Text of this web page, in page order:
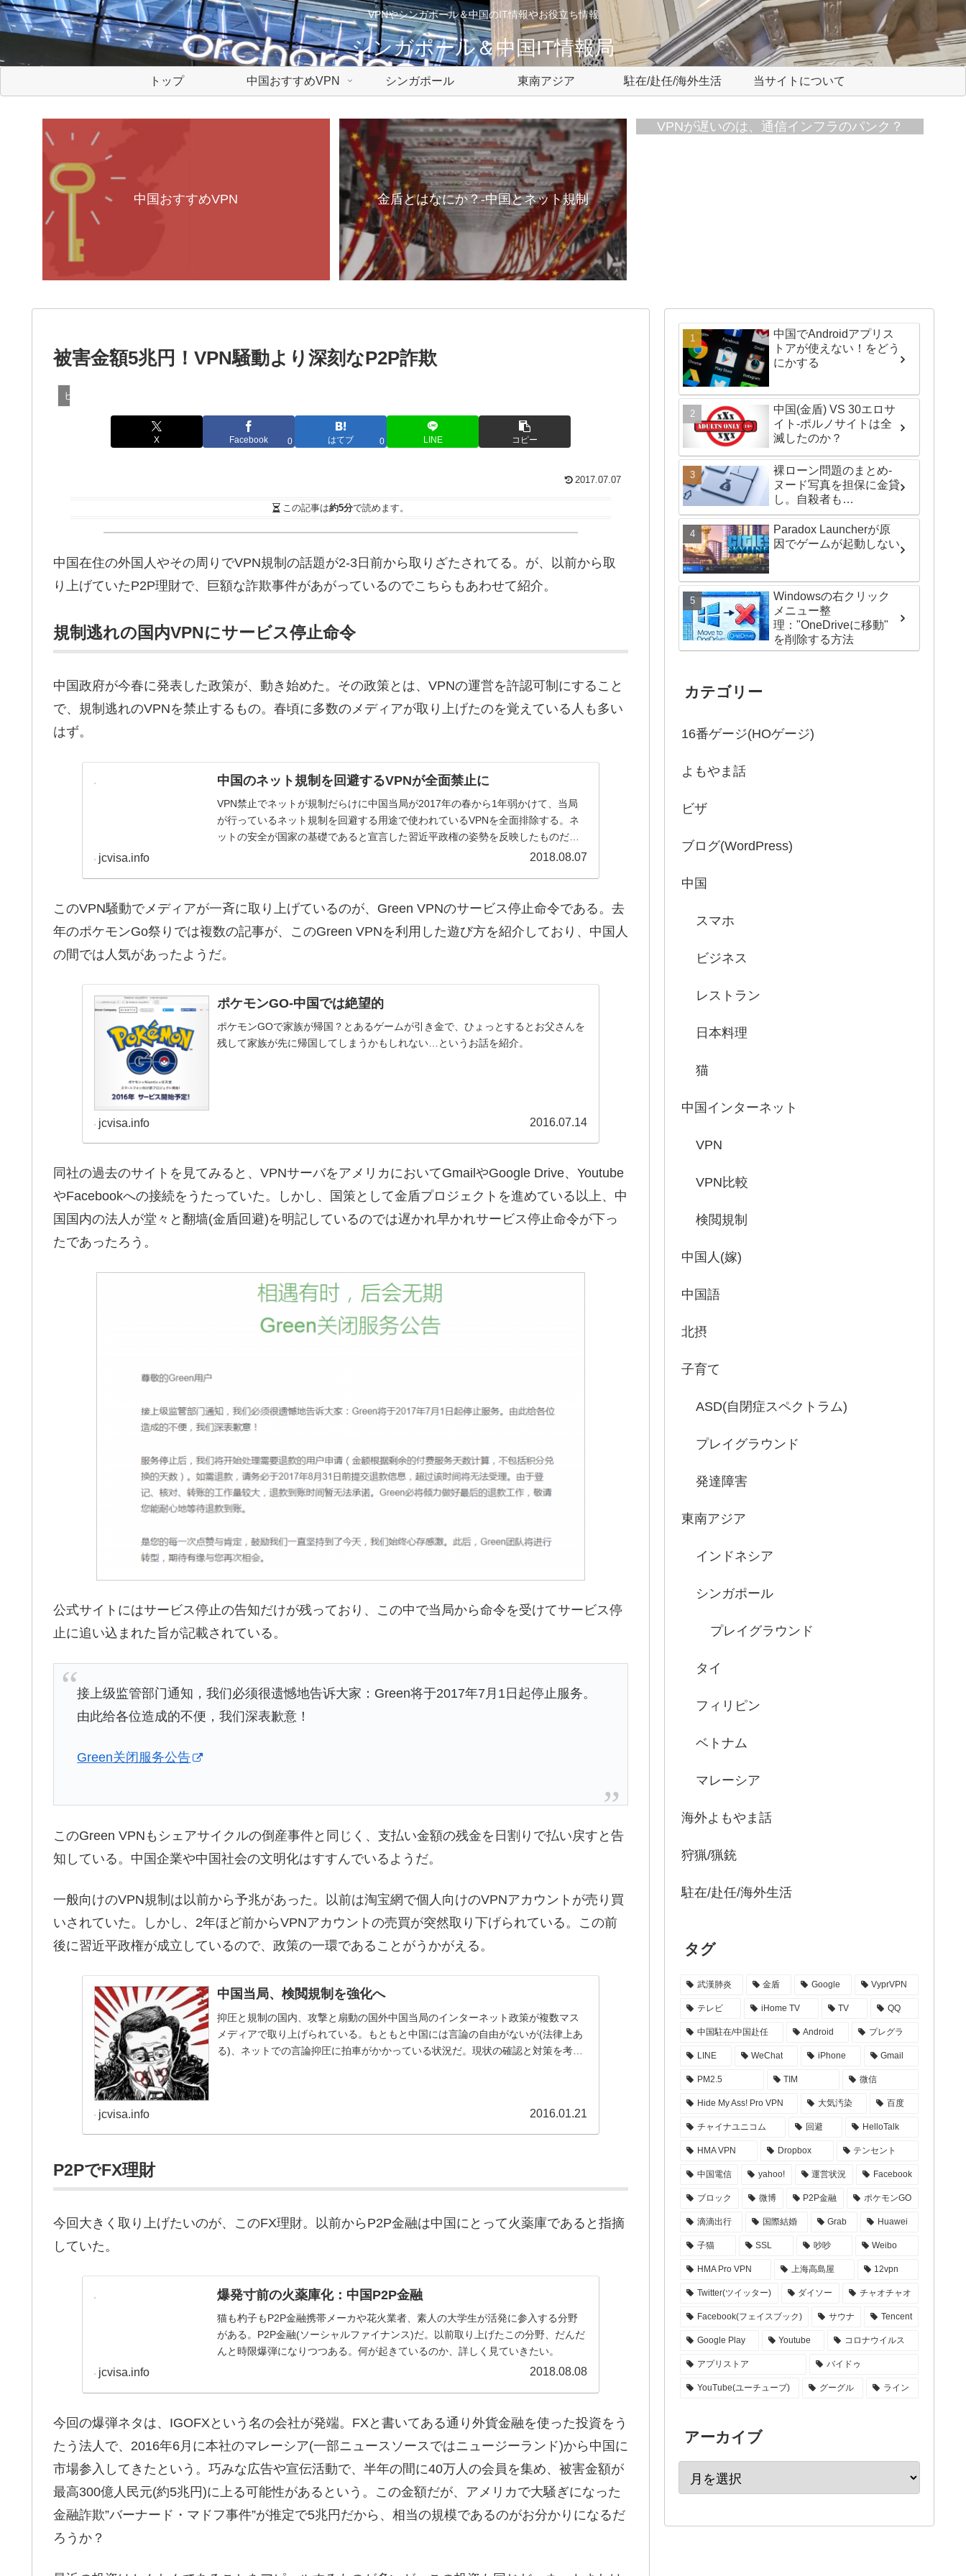
VPNやシンガポール＆中国のIT情報やお役立ち情報
シンガポール＆中国IT情報局
トップ 中国おすすめVPN シンガポール 東南アジア 駐在/赴任/海外生活 当サイトについて
中国おすすめVPN 金盾とはなにか？-中国とネット規制
VPNが遅いのは、通信インフラのパンク？
被害金額5兆円！VPN騒動より深刻なP2P詐欺
ビジネス
X Facebook 0 はてブ 0 LINE コピー
2017.07.07
この記事は約5分で読めます。
中国在住の外国人やその周りでVPN規制の話題が2-3日前から取りざたされてる。が、以前から取
り上げていたP2P理財で、巨額な詐欺事件があがっているのでこちらもあわせて紹介。
規制逃れの国内VPNにサービス停止命令
中国政府が今春に発表した政策が、動き始めた。その政策とは、VPNの運営を許認可制にすること
で、規制逃れのVPNを禁止するもの。春頃に多数のメディアが取り上げたのを覚えている人も多い
はず。
中国のネット規制を回避するVPNが全面禁止に
VPN禁止でネットが規制だらけに中国当局が2017年の春から1年弱かけて、当局
が行っているネット規制を回避する用途で使われているVPNを全面排除する。ネ
ットの安全が国家の基礎であると宣言した習近平政権の姿勢を反映したものだ。
jcvisa.info 2018.08.07
このVPN騒動でメディアが一斉に取り上げているのが、Green VPNのサービス停止命令である。去
年のポケモンGo祭りでは複数の記事が、このGreen VPNを利用した遊び方を紹介しており、中国人
の間では人気があったようだ。
ポケモンGO-中国では絶望的
ポケモンGOで家族が帰国？とあるゲームが引き金で、ひょっとするとお父さんを
残して家族が先に帰国してしまうかもしれない…というお話を紹介。
jcvisa.info 2016.07.14
同社の過去のサイトを見てみると、VPNサーバをアメリカにおいてGmailやGoogle Drive、Youtube
やFacebookへの接続をうたっていた。しかし、国策として金盾プロジェクトを進めている以上、中
国国内の法人が堂々と翻墙(金盾回避)を明記しているのでは遅かれ早かれサービス停止命令が下っ
たであったろう。
公式サイトにはサービス停止の告知だけが残っており、この中で当局から命令を受けてサービス停
止に追い込まれた旨が記載されている。
接上级监管部门通知，我们必须很遗憾地告诉大家：Green将于2017年7月1日起停止服务。
由此给各位造成的不便，我们深表歉意！
Green关闭服务公告
このGreen VPNもシェアサイクルの倒産事件と同じく、支払い金額の残金を日割りで払い戻すと告
知している。中国企業や中国社会の文明化はすすんでいるようだ。
一般向けのVPN規制は以前から予兆があった。以前は淘宝網で個人向けのVPNアカウントが売り買
いされていた。しかし、2年ほど前からVPNアカウントの売買が突然取り下げられている。この前
後に習近平政権が成立しているので、政策の一環であることがうかがえる。
中国当局、検閲規制を強化へ
抑圧と規制の国内、攻撃と扇動の国外中国当局のインターネット政策が複数マス
メディアで取り上げられている。もともと中国には言論の自由がないが(法律上あ
る)、ネットでの言論抑圧に拍車がかかっている状況だ。現状の確認と対策を考え
jcvisa.info 2016.01.21
P2PでFX理財
今回大きく取り上げたいのが、このFX理財。以前からP2P金融は中国にとって火薬庫であると指摘
していた。
爆発寸前の火薬庫化：中国P2P金融
猫も杓子もP2P金融携帯メーカや花火業者、素人の大学生が活発に参入する分野
がある。P2P金融(ソーシャルファイナンス)だ。以前取り上げたこの分野、だんだ
んと時限爆弾になりつつある。何が起きているのか、詳しく見ていきたい。
jcvisa.info 2018.08.08
今回の爆弾ネタは、IGOFXという名の会社が発端。FXと書いてある通り外貨金融を使った投資をう
たう法人で、2016年6月に本社のマレーシア(一部ニュースソースではニュージーランド)から中国に
市場参入してきたという。巧みな広告や宣伝活動で、半年の間に40万人の会員を集め、被害金額が
最高300億人民元(約5兆円)に上る可能性があるという。この金額だが、アメリカで大騒ぎになった
金融詐欺”バーナード・マドフ事件”が推定で5兆円だから、相当の規模であるのがお分かりになるだ
ろうか？
中国でAndroidアプリス
トアが使えない！をどう
にかする
中国(金盾) VS 30エロサ
イト-ポルノサイトは全
滅したのか？
裸ローン問題のまとめ-
ヌード写真を担保に金貸
し。自殺者も…
Paradox Launcherが原
因でゲームが起動しない
Windowsの右クリック
メニュー整
理："OneDriveに移動"
を削除する方法
カテゴリー
16番ゲージ(HOゲージ)
よもやま話
ビザ
ブログ(WordPress)
中国
スマホ
ビジネス
レストラン
日本料理
猫
中国インターネット
VPN
VPN比較
検閲規制
中国人(嫁)
中国語
北摂
子育て
ASD(自閉症スペクトラム)
プレイグラウンド
発達障害
東南アジア
インドネシア
シンガポール
プレイグラウンド
タイ
フィリピン
ベトナム
マレーシア
海外よもやま話
狩猟/猟銃
駐在/赴任/海外生活
タグ
武漢肺炎 金盾 Google VyprVPN
テレビ iHome TV TV QQ
中国駐在/中国赴任 Android プレグラ
LINE WeChat iPhone Gmail
PM2.5 TIM 微信
Hide My Ass! Pro VPN 大気汚染 百度
チャイナユニコム 回避 HelloTalk
HMA VPN Dropbox テンセント
中国電信 yahoo! 運営状況 Facebook
ブロック 微博 P2P金融 ポケモンGO
滴滴出行 国際結婚 Grab Huawei
子猫 SSL 吵吵 Weibo
HMA Pro VPN 上海高島屋 12vpn
Twitter(ツイッター) ダイソー チャオチャオ
Facebook(フェイスブック) サウナ Tencent
Google Play Youtube コロナウイルス
アプリストア バイドゥ
YouTube(ユーチューブ) グーグル ライン
アーカイブ